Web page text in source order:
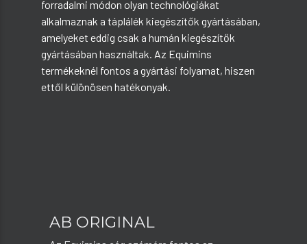
forradalmi módon olyan technológiákat
alkalmaznak a táplálék kiegészítők gyártásában,
amelyeket eddig csak a humán kiegészítők
gyártásában használtak. Az Equimins
termékeknél fontos a gyártási folyamat, hiszen
ettől különösen hatékonyak.
AB ORIGINAL